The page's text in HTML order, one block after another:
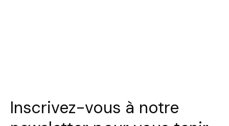
Inscrivez-vous à notre